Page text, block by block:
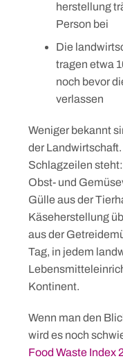
herstellung
Person bei
Die
tragen etwa
noch bevor
verlassen
Weniger bekannt
der
Schlagzeilen
Obst- und
Gülle aus der
Käseherstellung
aus der
Tag, in jedem
Kontinent.
Wenn man den
wird es noch
Food Waste Index